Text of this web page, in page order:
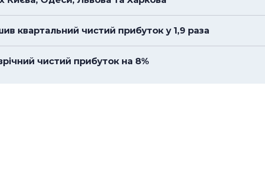
квартальний чистий прибуток у 1,9 раза
чистий прибуток на 8%